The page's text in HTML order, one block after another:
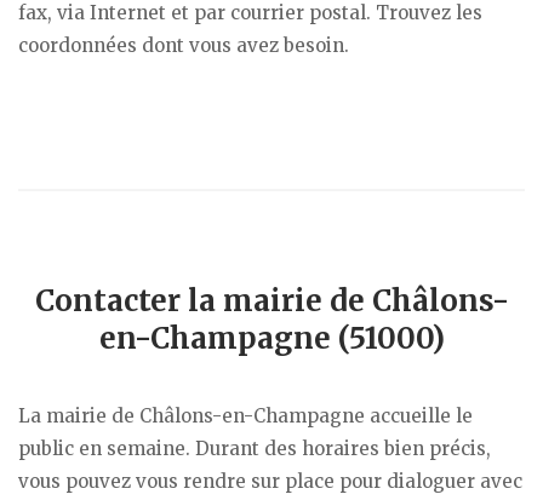
fax, via Internet et par courrier postal. Trouvez les
coordonnées dont vous avez besoin.
Contacter la mairie de Châlons-
en-Champagne (51000)
La mairie de Châlons-en-Champagne accueille le
public en semaine. Durant des horaires bien précis,
vous pouvez vous rendre sur place pour dialoguer avec